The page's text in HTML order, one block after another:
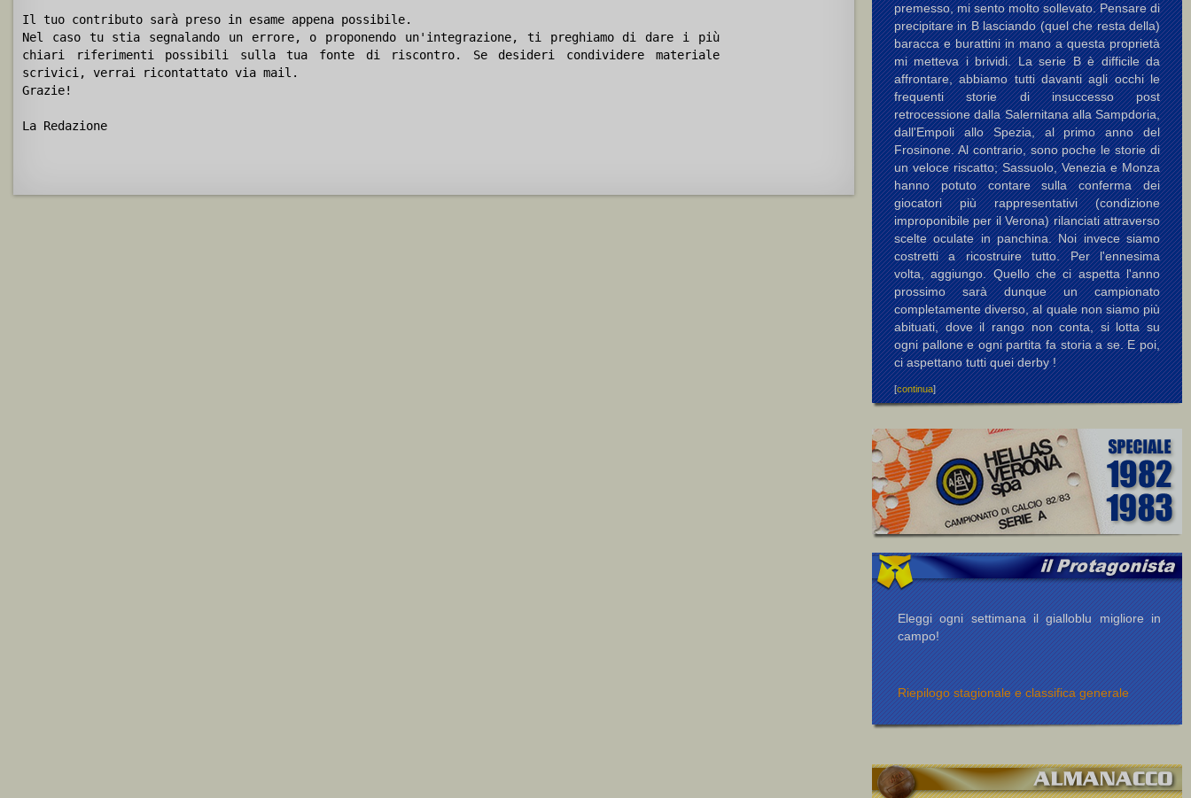
Il tuo contributo sarà preso in esame appena possibile.
Nel caso tu stia segnalando un errore, o proponendo un'integrazione, ti preghiamo di dare i più
chiari riferimenti possibili sulla tua fonte di riscontro. Se desideri condividere materiale
scrivici, verrai ricontattato via mail.
Grazie!
La Redazione
premesso, mi sento molto sollevato. Pensare di
precipitare in B lasciando (quel che resta della)
baracca e burattini in mano a questa proprietà
mi metteva i brividi. La serie B è difficile da
affrontare, abbiamo tutti davanti agli occhi le
frequenti storie di insuccesso post
retrocessione dalla Salernitana alla Sampdoria,
dall'Empoli allo Spezia, al primo anno del
Frosinone. Al contrario, sono poche le storie di
un veloce riscatto; Sassuolo, Venezia e Monza
hanno potuto contare sulla conferma dei
giocatori più rappresentativi (condizione
improponibile per il Verona) rilanciati attraverso
scelte oculate in panchina. Noi invece siamo
costretti a ricostruire tutto. Per l'ennesima
volta, aggiungo. Quello che ci aspetta l'anno
prossimo sarà dunque un campionato
completamente diverso, al quale non siamo più
abituati, dove il rango non conta, si lotta su
ogni pallone e ogni partita fa storia a se. E poi,
ci aspettano tutti quei derby !
[continua]
Eleggi ogni settimana il gialloblu migliore in
campo!
Riepilogo stagionale e classifica generale